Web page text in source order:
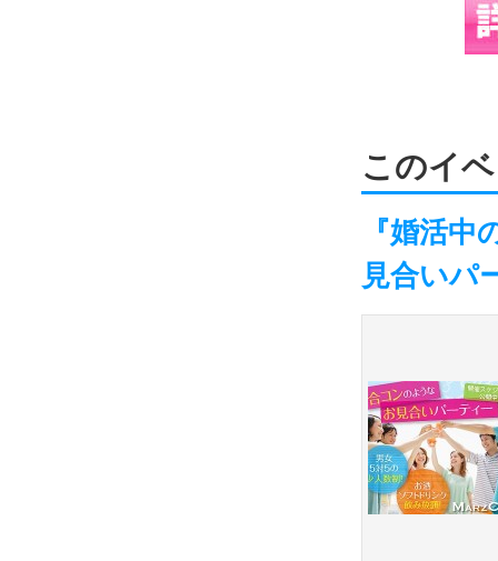
このイ
『婚活
見合いパ